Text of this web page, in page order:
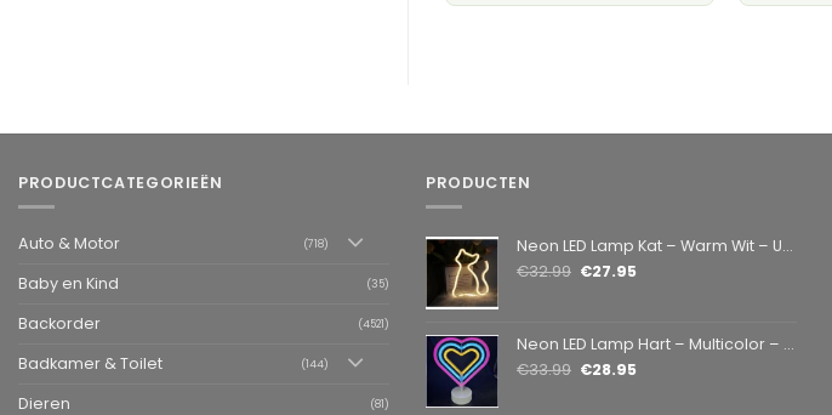
PRODUCTCATEGORIEËN
Auto & Motor (718)
Baby en Kind (35)
Backorder (4521)
Badkamer & Toilet (144)
Dieren (81)
PRODUCTEN
Neon LED Lamp Kat – Warm Wit – USB & Batterij – Decoratieve Tafellamp voor Kinderkamer – 28,5 x 24,5 cm
€32.99 €27.95
Neon LED Lamp Hart – Multicolor – USB & Batterij – Hartvormige Sfeerlamp – Kinderkamer & Slaapkamer – 25,2 x 23 cm
€33.99 €28.95